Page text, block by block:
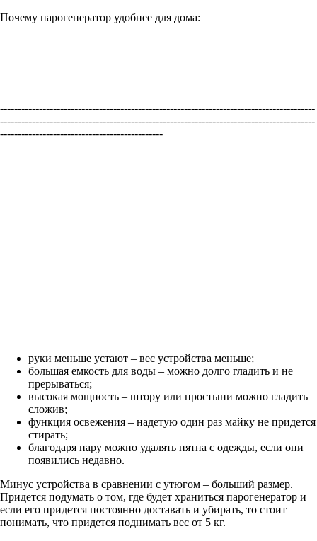
Почему парогенератор удобнее для дома:
-----------------------------------------------------------------------------------------
-----------------------------------------------------------------------------------------
----------------------------------------------
руки меньше устают – вес устройства меньше;
большая емкость для воды – можно долго гладить и не
прерываться;
высокая мощность – штору или простыни можно гладить
сложив;
функция освежения – надетую один раз майку не придется
стирать;
благодаря пару можно удалять пятна с одежды, если они
появились недавно.
Минус устройства в сравнении с утюгом – больший размер.
Придется подумать о том, где будет храниться парогенератор и
если его придется постоянно доставать и убирать, то стоит
понимать, что придется поднимать вес от 5 кг.